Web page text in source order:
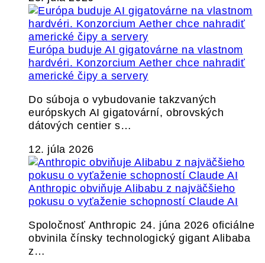
Európa buduje AI gigatovárne na vlastnom
hardvéri. Konzorcium Aether chce nahradiť
americké čipy a servery
Do súboja o vybudovanie takzvaných
európskych AI gigatovární, obrovských
dátových centier s…
12. júla 2026
Anthropic obviňuje Alibabu z najväčšieho
pokusu o vyťaženie schopností Claude AI
Spoločnosť Anthropic 24. júna 2026 oficiálne
obvinila čínsky technologický gigant Alibaba
z…